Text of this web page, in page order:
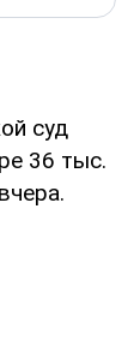
суд
36 тыс.